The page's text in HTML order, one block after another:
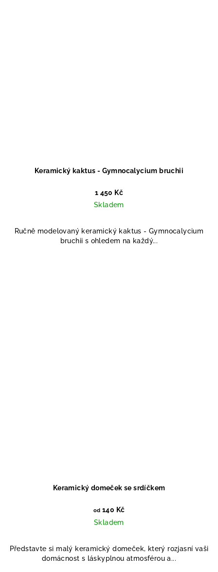
Keramický kaktus - Gymnocalycium bruchii
1 450 Kč
Skladem
Ručně modelovaný keramický kaktus - Gymnocalycium
bruchii s ohledem na každý...
Keramický domeček se srdíčkem
od 140 Kč
Skladem
Představte si malý keramický domeček, který rozjasní vaši
domácnost s láskyplnou atmosférou a...